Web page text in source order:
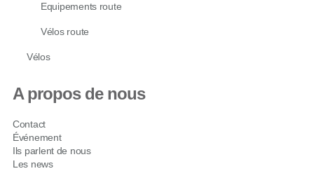
Equipements route
Vélos route
Vélos
A propos de nous
Contact
Événement
Ils parlent de nous
Les news